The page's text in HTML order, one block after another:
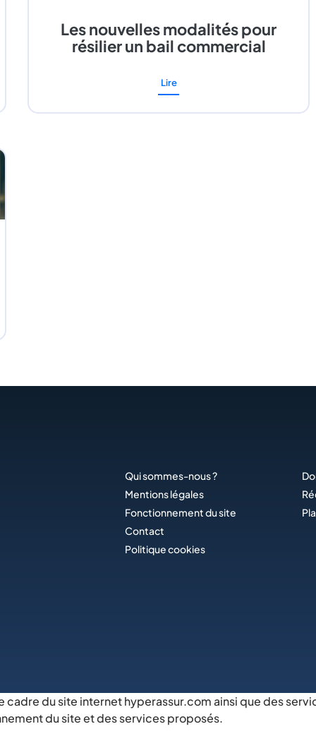
Les nouvelles modalités pour
résilier un bail commercial
Lire
Qui sommes-nous ?
Mentions légales
Fonctionnement du site
Contact
Politique cookies
du site internet hyperassur.com ainsi que des
du site et des services proposés.